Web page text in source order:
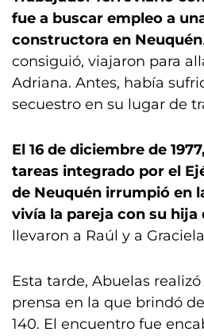
fue a buscar empleo a
constructora en Neuquén
consiguió, viajaron para
Adriana. Antes, había
secuestro en su lugar de
El 16 de diciembre de
tareas integrado por el
de Neuquén irrumpió en
vivía la pareja con su hija
llevaron a Raúl y a
Esta tarde, Abuelas
prensa en la que brindó
140. El encuentro fue